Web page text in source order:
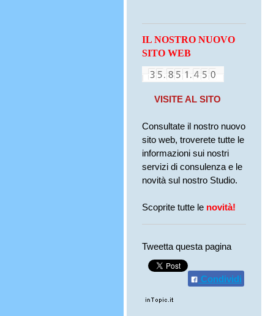
IL NOSTRO NUOVO
SITO WEB
VISITE AL SITO
Consultate il nostro nuovo
sito web, troverete tutte le
informazioni sui nostri
servizi di consulenza e le
novità sul nostro Studio.
Scoprite tutte le novità!
Tweetta questa pagina
Condividi